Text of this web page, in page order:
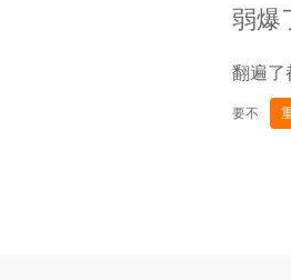
弱爆
翻遍了
要不